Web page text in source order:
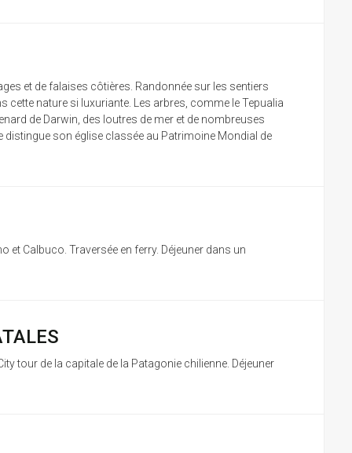
et de falaises côtières. Randonnée sur les sentiers
cette nature si luxuriante. Les arbres, comme le Tepualia
de Darwin, des loutres de mer et de nombreuses
distingue son église classée au Patrimoine Mondial de
Calbuco. Traversée en ferry. Déjeuner dans un
tour de la capitale de la Patagonie chilienne. Déjeuner